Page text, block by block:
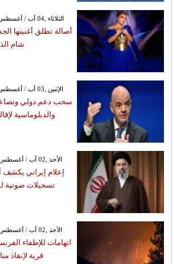
GMT 06:38 2026 الثلاثاء ,04 آب / أغسطس
أصالة تطلق أغنيتها
شام
GMT 19:04 2026 الإثنين ,03 آب / أغسطس
سحب دعم دولي
والدبلوماسية
GMT 11:08 2026 الأحد ,02 آب / أغسطس
إعلام إيراني
تسجيلات صوتية
GMT 22:02 2026 الأحد ,02 آب / أغسطس
اتهامات للإطفاء
قرية لإنقاذ